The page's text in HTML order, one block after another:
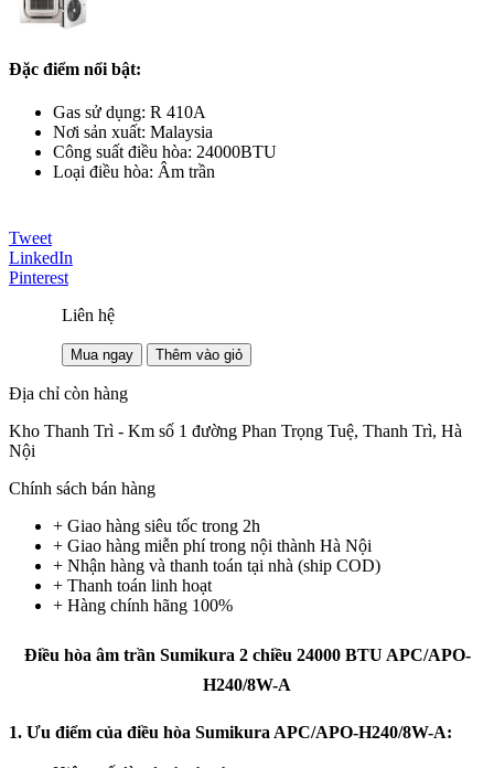
Đặc điểm nổi bật:
Gas sử dụng: R 410A
Nơi sản xuất: Malaysia
Công suất điều hòa: 24000BTU
Loại điều hòa: Âm trần
Tweet
LinkedIn
Pinterest
Liên hệ
Mua ngay Thêm vào giỏ
Địa chỉ còn hàng
Kho Thanh Trì - Km số 1 đường Phan Trọng Tuệ, Thanh Trì, Hà
Nội
Chính sách bán hàng
+ Giao hàng siêu tốc trong 2h
+ Giao hàng miễn phí trong nội thành Hà Nội
+ Nhận hàng và thanh toán tại nhà (ship COD)
+ Thanh toán linh hoạt
+ Hàng chính hãng 100%
Điều hòa âm trần Sumikura 2 chiều 24000 BTU APC/APO-
H240/8W-A
1. Ưu điểm của điều hòa Sumikura APC/APO-H240/8W-A: